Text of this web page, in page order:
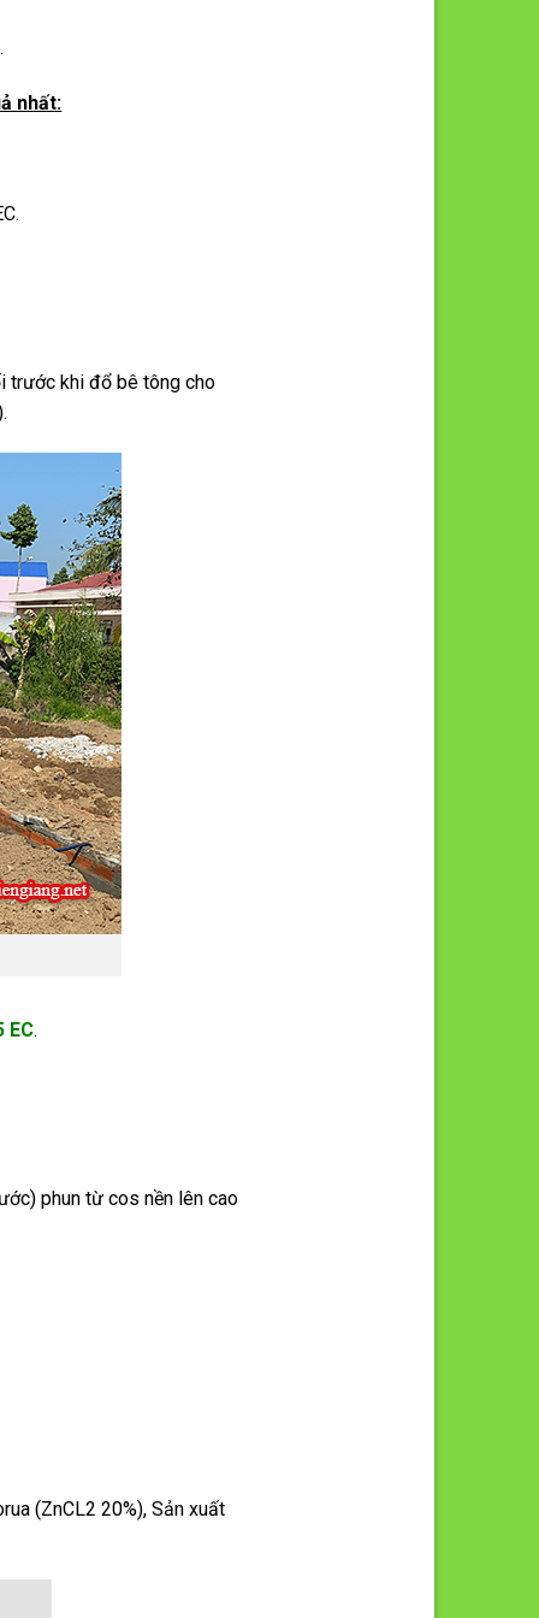
nhất:
trước khi đổ bê tông cho
EC.
phun từ cos nền lên cao
(ZnCL2 20%), Sản xuất